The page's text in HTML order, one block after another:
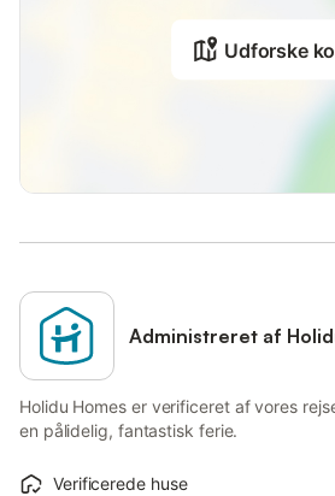
Udforske
Administreret af
Holidu Homes er verificeret af vores
en pålidelig, fantastisk ferie.
Verificerede huse